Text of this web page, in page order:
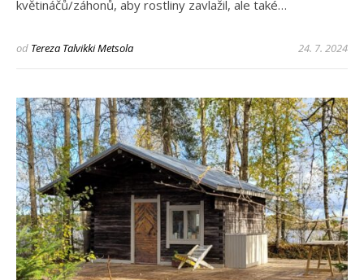
květináčů/záhonů, aby rostliny zavlažil, ale také…
od Tereza Talvikki Metsola 24. 7. 2024